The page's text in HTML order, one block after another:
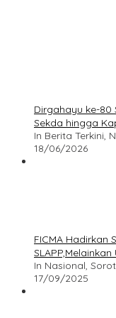
Dirgahayu ke-80
Sekda hingga
In Berita Terkini,
18/06/2026
FICMA Hadirkan
In Nasional,
17/09/2025